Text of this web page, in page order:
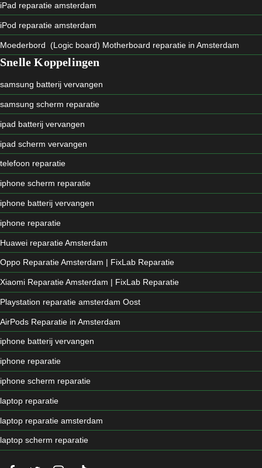
iPad reparatie amsterdam
iPod reparatie amsterdam
Moederbord (Logic board) Motherboard reparatie in Amsterdam
Snelle Koppelingen
samsung batterij vervangen
samsung scherm reparatie
ipad batterij vervangen
ipad scherm vervangen
telefoon reparatie
iphone scherm reparatie
iphone batterij vervangen
iphone reparatie
Huawei reparatie Amsterdam
Oppo Reparatie Amsterdam | FixLab Reparatie
Xiaomi Reparatie Amsterdam | FixLab Reparatie
Playstation reparatie amsterdam Oost
AirPods Reparatie in Amsterdam
iphone batterij vervangen
iphone reparatie
iphone scherm reparatie
laptop reparatie
laptop reparatie amsterdam
laptop scherm reparatie